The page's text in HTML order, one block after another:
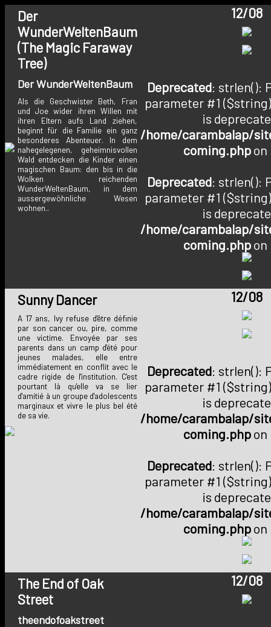
Der
WunderWeltenBaum
(The Magic Faraway
Tree)
Der WunderWeltenBaum
Als die Geschwister Beth, Fran
und Joe wider ihren Willen mit
ihren Eltern aufs Land ziehen,
beginnt für die Familie ein ganz
besonderes Abenteuer. In dem
nahegelegenen, geheimnisvollen
Wald entdecken die Kinder einen
magischen Baum: den bis in die
Wolken reichenden
WunderWeltenBaum, in dem
aussergewöhnliche Wesen
wohnen..
12/08
Deprecated: strlen():
parameter #1
is
/home/carambalap/
coming.phpon
Deprecated: strlen():
parameter #1
is
/home/carambalap/
coming.php
Sunny Dancer
A 17 ans, Ivy refuse d'être définie
par son cancer ou, pire, comme
une victime. Envoyée par ses
parents dans un camp d'été pour
jeunes malades, elle entre
immédiatement en conflit avec le
cadre rigide de l'institution. C'est
pourtant là qu'elle va se lier
d'amitié à un groupe d'adolescents
marginaux et vivre le plus bel été
de sa vie.
12/08
Deprecated: strlen():
parameter #1
is
/home/carambalap/
coming.phpon
Deprecated: strlen():
parameter #1
is
/home/carambalap/
coming.php
The End of Oak
Street
theendofoakstreet
12/08